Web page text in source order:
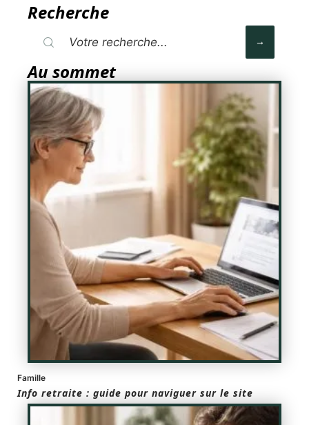
Recherche
Au sommet
Famille
Info retraite : guide pour naviguer sur le site